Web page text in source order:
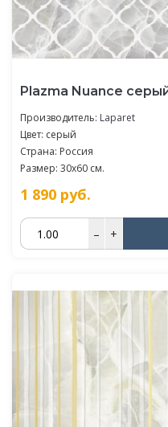
Plazma Nuance
Производитель: Laparet
Цвет: серый
Страна: Россия
Размер: 30x60 см.
1 890 руб.
– +